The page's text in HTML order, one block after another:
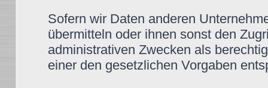
Sofern wir Daten anderen
übermitteln oder ihnen sonst den
administrativen Zwecken als
einer den gesetzlichen Vorgaben